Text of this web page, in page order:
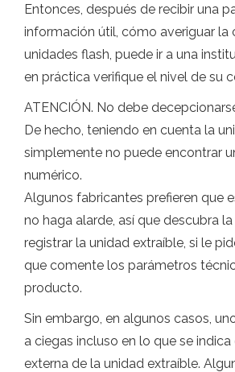
Entonces, después de recibir una
información útil, cómo averiguar la
unidades flash, puede ir a una
en práctica verifique el nivel de su
ATENCIÓN. No debe
De hecho, teniendo en cuenta la
simplemente no puede encontrar
numérico.
Algunos fabricantes prefieren que
no haga alarde, así que descubra
registrar la unidad extraíble, si le
que comente los parámetros
producto.
Sin embargo, en algunos casos,
a ciegas incluso en lo que se indica
externa de la unidad extraíble.